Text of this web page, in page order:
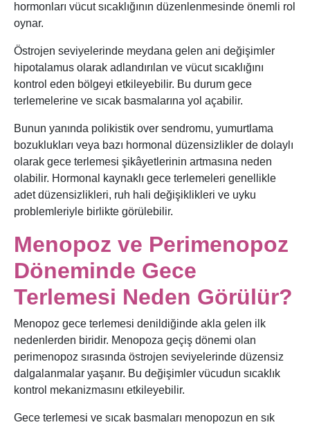
hormonları vücut sıcaklığının düzenlenmesinde önemli rol
oynar.
Östrojen seviyelerinde meydana gelen ani değişimler
hipotalamus olarak adlandırılan ve vücut sıcaklığını
kontrol eden bölgeyi etkileyebilir. Bu durum gece
terlemelerine ve sıcak basmalarına yol açabilir.
Bunun yanında polikistik over sendromu, yumurtlama
bozuklukları veya bazı hormonal düzensizlikler de dolaylı
olarak gece terlemesi şikâyetlerinin artmasına neden
olabilir. Hormonal kaynaklı gece terlemeleri genellikle
adet düzensizlikleri, ruh hali değişiklikleri ve uyku
problemleriyle birlikte görülebilir.
Menopoz ve Perimenopoz
Döneminde Gece
Terlemesi Neden Görülür?
Menopoz gece terlemesi denildiğinde akla gelen ilk
nedenlerden biridir. Menopoza geçiş dönemi olan
perimenopoz sırasında östrojen seviyelerinde düzensiz
dalgalanmalar yaşanır. Bu değişimler vücudun sıcaklık
kontrol mekanizmasını etkileyebilir.
Gece terlemesi ve sıcak basmaları menopozun en sık